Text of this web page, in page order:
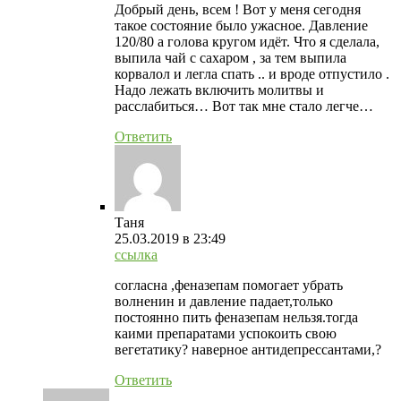
Добрый день, всем ! Вот у меня сегодня
такое состояние было ужасное. Давление
120/80 а голова кругом идёт. Что я сделала,
выпила чай с сахаром , за тем выпила
корвалол и легла спать .. и вроде отпустило .
Надо лежать включить молитвы и
расслабиться… Вот так мне стало легче…
Ответить
Таня
25.03.2019 в 23:49
ссылка
согласна ,феназепам помогает убрать
волненин и давление падает,только
постоянно пить феназепам нельзя.тогда
каими препаратами успокоить свою
вегетатику? наверное антидепрессантами,?
Ответить